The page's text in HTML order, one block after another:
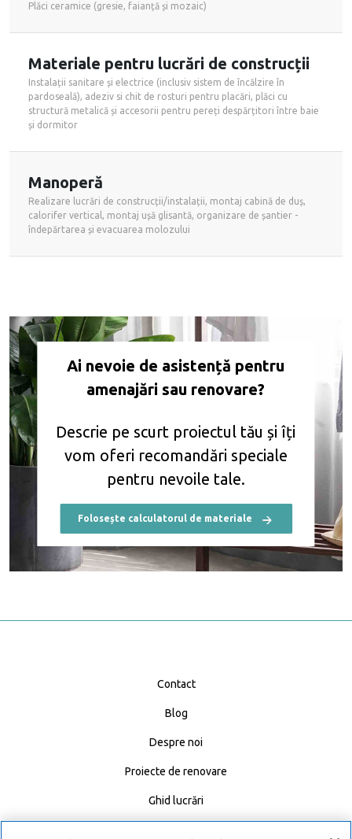
Plăci ceramice (gresie, faianță și mozaic)
Materiale pentru lucrări de construcții
Instalații sanitare și electrice (inclusiv sistem de încălzire în
pardoseală), adeziv si chit de rosturi pentru placări, plăci cu
structură metalică și accesorii pentru pereți despărțitori între baie
și dormitor
Manoperă
Realizare lucrări de construcții/instalații, montaj cabină de duș,
calorifer vertical, montaj ușă glisantă, organizare de șantier -
îndepărtarea și evacuarea molozului
Ai nevoie de asistență pentru
amenajări sau renovare?
Descrie pe scurt proiectul tău și îți
vom oferi recomandări speciale
pentru nevoile tale.
Folosește calculatorul de materiale
Contact
Blog
Despre noi
Proiecte de renovare
Ghid lucrări